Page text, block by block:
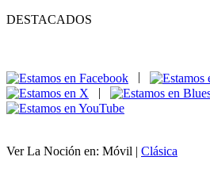
DESTACADOS
|
|
Ver La Noción en: Móvil | Clásica